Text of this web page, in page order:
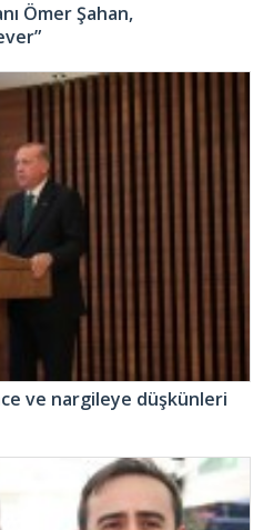
Ömer Şahan,
ve nargileye düşkünleri